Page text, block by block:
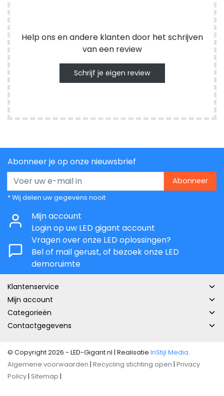
Help ons en andere klanten door het schrijven
van een review
Schrijf je eigen review
Abonneer je op onze nieuwsbrief
Abonneer
* Wij delen uw gegevens nooit
Mijn account
Login op uw LED gigant account
Vragen over onze LED oplossingen?
Bel of mail gerust, of bezoek onze LED
demoruimte
Klantenservice
Mijn account
Categorieën
Contactgegevens
© Copyright 2026 - LED-Gigant.nl | Realisatie InStijl Media
Algemene voorwaarden | Recycling stichting open | Privacy
Policy | Sitemap |